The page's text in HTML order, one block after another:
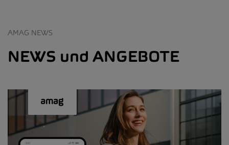
AMAG NEWS
NEWS und ANGEBOTE